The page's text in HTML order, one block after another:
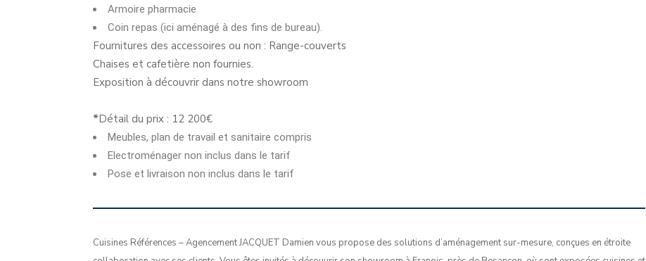
Armoire pharmacie
Coin repas (ici aménagé à des fins de bureau).
Fournitures des accessoires ou non : Range-couverts
Chaises et cafetière non fournies.
Exposition à découvrir dans notre showroom
*Détail du prix : 12 200€
Meubles, plan de travail et sanitaire compris
Electroménager non inclus dans le tarif
Pose et livraison non inclus dans le tarif
Cuisines Références – Agencement JACQUET Damien vous propose des solutions d’aménagement sur-mesure, conçues en étroite